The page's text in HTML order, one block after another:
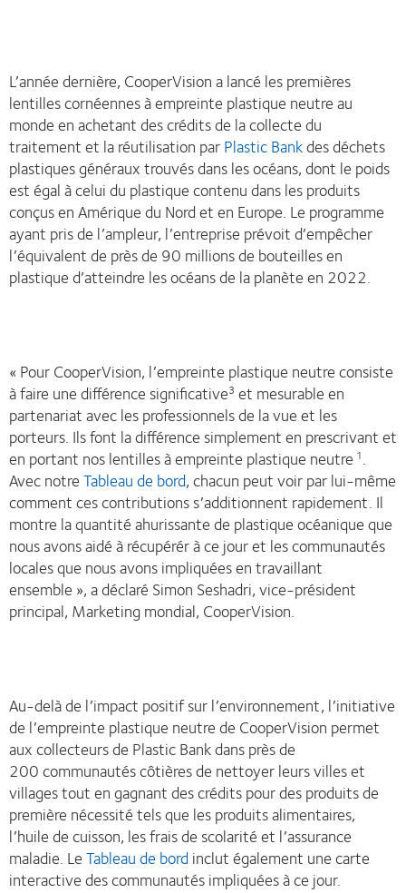
L’année dernière, CooperVision a lancé les premières
lentilles cornéennes à empreinte plastique neutre au
monde en achetant des crédits de la collecte du
traitement et la réutilisation parPlastic Bankdes déchets
plastiques généraux trouvés dans les océans, dont le poids
est égal à celui du plastique contenu dans les produits
conçus en Amérique du Nord et en Europe. Le programme
ayant pris de l’ampleur, l’entreprise prévoit d’empêcher
l’équivalent de près de 90 millions de bouteilles en
plastique d’atteindre les océans de la planète en 2022.
« Pour CooperVision, l’empreinte plastique neutre consiste
à faire une différence significative3 et mesurable en
partenariat avec les professionnels de la vue et les
porteurs. Ils font la différence simplement en prescrivant et
en portant nos lentilles à empreinte plastique neutre 1.
Avec notreTableau de bord, chacun peut voir par lui-même
comment ces contributions s’additionnent rapidement. Il
montre la quantité ahurissante de plastique océanique que
nous avons aidé à récupérér à ce jour et les communautés
locales que nous avons impliquées en travaillant
ensemble », a déclaré Simon Seshadri, vice-président
principal, Marketing mondial, CooperVision.
Au-delà de l’impact positif sur l’environnement, l’initiative
de l’empreinte plastique neutre de CooperVision permet
aux collecteurs de Plastic Bank dans près de
200 communautés côtières de nettoyer leurs villes et
villages tout en gagnant des crédits pour des produits de
première nécessité tels que les produits alimentaires,
l’huile de cuisson, les frais de scolarité et l’assurance
maladie. LeTableau de bordinclut également une carte
interactive des communautés impliquées à ce jour.